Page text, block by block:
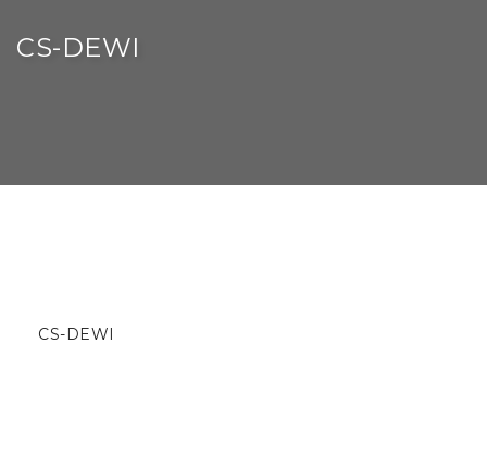
CS-DEWI
CS-DEWI